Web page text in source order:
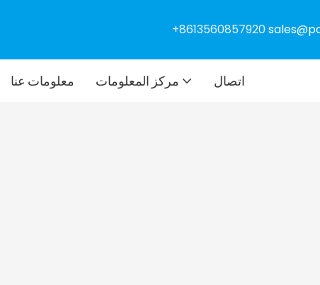
+8613560857920
معلومات عنا مركز المعلومات اتصال